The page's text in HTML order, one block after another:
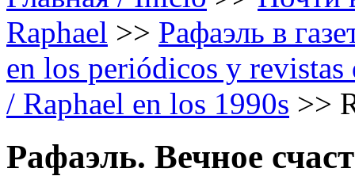
Raphael >> Рафаэль в
en los periódicos y
/ Raphael en los 1990s >>
Рафаэль. Вечное